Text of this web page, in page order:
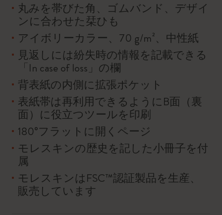
丸みを帯びた角、ゴムバンド、デザイ
ンに合わせた栞ひも
アイボリーカラー、70 g/m²、中性紙
見返しには紛失時の情報を記載できる
「In case of loss」の欄
背表紙の内側に拡張ポケット
表紙帯は再利用できるようにB面（裏
面）に役立つツールを印刷
180°フラットに開くページ
モレスキンの歴史を記した小冊子を付
属
モレスキンはFSC™認証製品を生産、
販売しています